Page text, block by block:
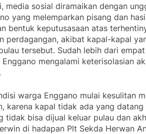
media sosial diramaikan dengan
yang melemparkan pisang dan
bentuk keputusasaan atas
perdagangan, akibat kapal-kapal
tersebut. Sudah lebih dari
Enggano mengalami keterisolasian
warga Enggano mulai kesulitan
karena kapal tidak ada yang datang
tidak bisa dijual keluar pulau dan
di hadapan Plt Sekda Herwan